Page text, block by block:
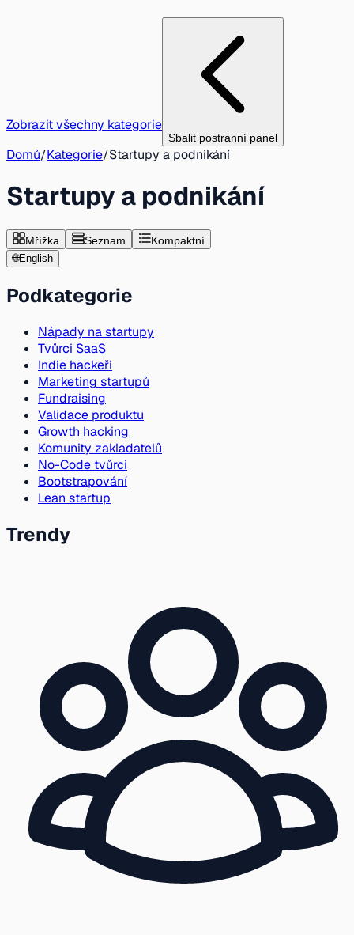
Zobrazit všechny kategorie
Sbalit postranní panel
Domů/Kategorie/Startupy a podnikání
Startupy a podnikání
Mřížka Seznam Kompaktní
🌐English
Podkategorie
Nápady na startupy
Tvůrci SaaS
Indie hackeři
Marketing startupů
Fundraising
Validace produktu
Growth hacking
Komunity zakladatelů
No-Code tvůrci
Bootstrapování
Lean startup
Trendy